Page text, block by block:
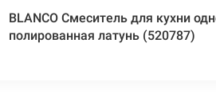
BLANCO Смеситель для кухни
полированная латунь (520787)